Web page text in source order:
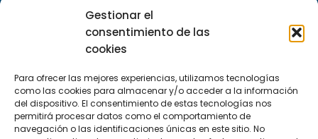
Gestionar el
consentimiento de las
cookies
Para ofrecer las mejores experiencias, utilizamos tecnologías
como las cookies para almacenar y/o acceder a la información
del dispositivo. El consentimiento de estas tecnologías nos
permitirá procesar datos como el comportamiento de
navegación o las identificaciones únicas en este sitio. No
Suscríbete a nuestra Newsletter